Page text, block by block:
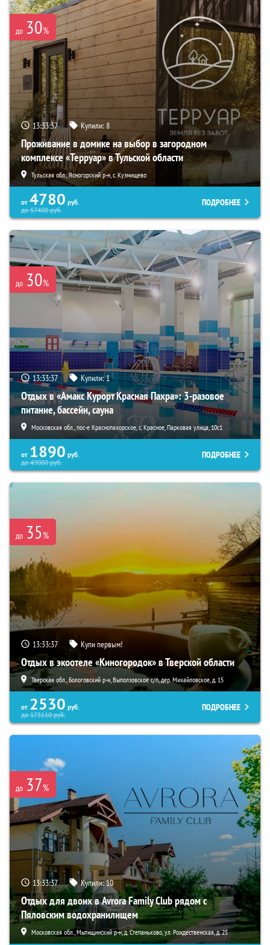
до 30%
13:33:35 Купили:8
Проживание в домике на выбор в загородном
комплексе «Терруар» в Тульской области
Тульская обл., Ясногорский р-н, с. Кузмищево
от 4780 руб.
до57400руб.
ПОДРОБНЕЕ
до 30%
13:33:35 Купили:1
Отдых в «Амакс Курорт ‎Красная Пахра»: 3-разовое
питание, бассейн, сауна
Московская обл., пос-е Краснопахорское, с. Красное, Парковая улица, 10с1
от 1890 руб.
до49000руб.
ПОДРОБНЕЕ
до 35%
13:33:35 Купи первым!
Отдых в экоотеле «Киногородок» в Тверской области
Тверская обл., Бологовский р-н, Выползовское с/п, дер. Михайловское, д. 15
от 2530 руб.
до173110руб.
ПОДРОБНЕЕ
до 37%
13:33:35 Купили:10
Отдых для двоих в Avrora Family Club рядом с
Пяловским водохранилищем
Московская обл., Мытищинский р-н, д. Степаньково, ул. Рождественская, д. 25